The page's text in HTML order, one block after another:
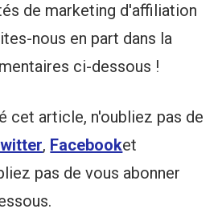
de marketing d'affiliation
nous en part dans la
ci-dessous !
cet article, n'oubliez pas de
, Facebooket
pas de vous abonner